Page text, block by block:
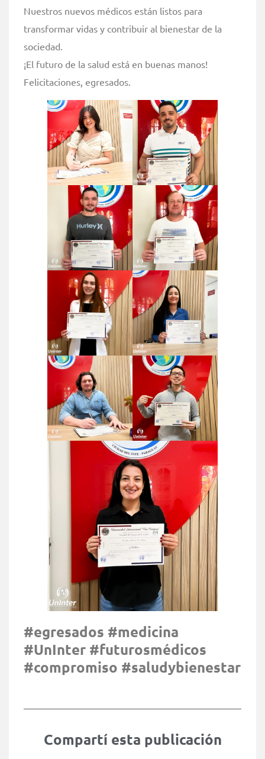
Nuestros nuevos médicos están listos para
transformar vidas y contribuir al bienestar de la
sociedad.
¡El futuro de la salud está en buenas manos!
Felicitaciones, egresados.
#egresados #medicina
#UnInter #futurosmédicos
#compromiso #saludybienestar
Compartí esta publicación